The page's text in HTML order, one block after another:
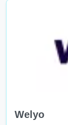
Welyo